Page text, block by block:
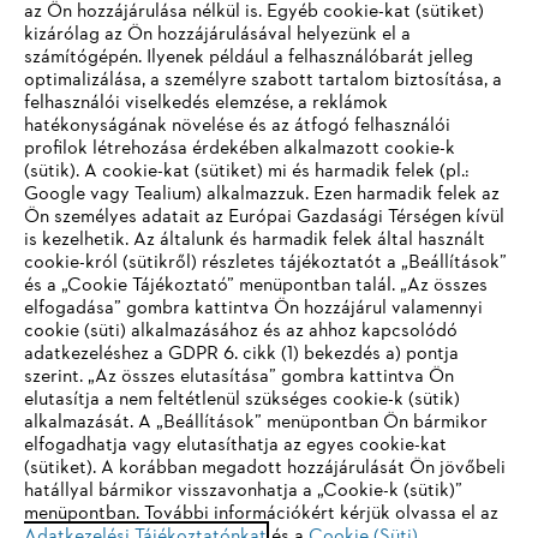
Vállalat
STIHL GYIK
Szerviz
Adatvédelem Impresszum Cookie tájékoztató
IHR BROWSER WIRD NICHT
UNTERSTÜTZT
Sie nutzen einen Browser, den wir noch nicht unterstützen. Für
eine optimale Nutzung unserer Seite empfehlen wir Ihnen, zu
einem der folgenden Browser zu wechseln:
az Ön hozzájárulása nélkül is. Egyéb cookie-kat (sütiket)
kizárólag az Ön hozzájárulásával helyezünk el a
számítógépén. Ilyenek például a felhasználóbarát jelleg
optimalizálása, a személyre szabott tartalom biztosítása, a
felhasználói viselkedés elemzése, a reklámok
hatékonyságának növelése és az átfogó felhasználói
profilok létrehozása érdekében alkalmazott cookie-k
(sütik). A cookie-kat (sütiket) mi és harmadik felek (pl.:
Google vagy Tealium) alkalmazzuk. Ezen harmadik felek az
Ön személyes adatait az Európai Gazdasági Térségen kívül
is kezelhetik. Az általunk és harmadik felek által használt
cookie-król (sütikről) részletes tájékoztatót a „Beállítások”
és a „Cookie Tájékoztató” menüpontban talál. „Az összes
elfogadása” gombra kattintva Ön hozzájárul valamennyi
cookie (süti) alkalmazásához és az ahhoz kapcsolódó
adatkezeléshez a GDPR 6. cikk (1) bekezdés a) pontja
szerint. „Az összes elutasítása” gombra kattintva Ön
elutasítja a nem feltétlenül szükséges cookie-k (sütik)
alkalmazását. A „Beállítások” menüpontban Ön bármikor
elfogadhatja vagy elutasíthatja az egyes cookie-kat
(sütiket). A korábban megadott hozzájárulását Ön jövőbeli
hatállyal bármikor visszavonhatja a „Cookie-k (sütik)”
menüpontban. További információkért kérjük olvassa el az